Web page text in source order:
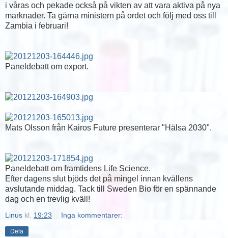
i våras och pekade också på vikten av att vara aktiva på nya
marknader. Ta gärna ministern på ordet och följ med oss till
Zambia i februari!
Paneldebatt om export.
Mats Olsson från Kairos Future presenterar "Hälsa 2030".
Paneldebatt om framtidens Life Science.
Efter dagens slut bjöds det på mingel innan kvällens
avslutande middag. Tack till Sweden Bio för en spännande
dag och en trevlig kväll!
Linus kl. 19:23 Inga kommentarer:
Dela